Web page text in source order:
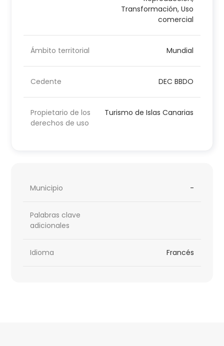
Transformación, Uso
comercial
Ámbito territorial Mundial
Cedente DEC BBDO
Propietario de los
derechos de uso
Turismo de Islas Canarias
Municipio -
Palabras clave
adicionales
Idioma Francés